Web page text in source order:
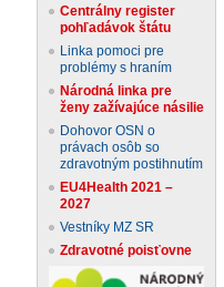
Centrálny register
pohľadávok štátu
Linka pomoci pre
problémy s hraním
Národná linka pre
ženy zažívajúce násilie
Dohovor OSN o
právach osôb so
zdravotným postihnutím
EU4Health 2021 –
2027
Vestníky MZ SR
Zdravotné poisťovne